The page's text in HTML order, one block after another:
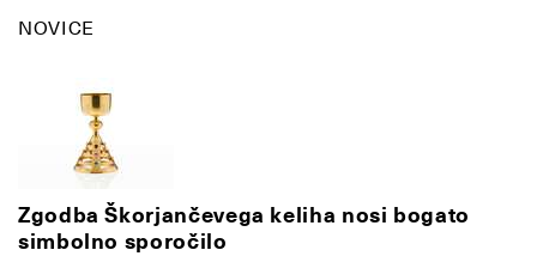
NOVICE
Zgodba Škorjančevega keliha nosi bogato
simbolno sporočilo